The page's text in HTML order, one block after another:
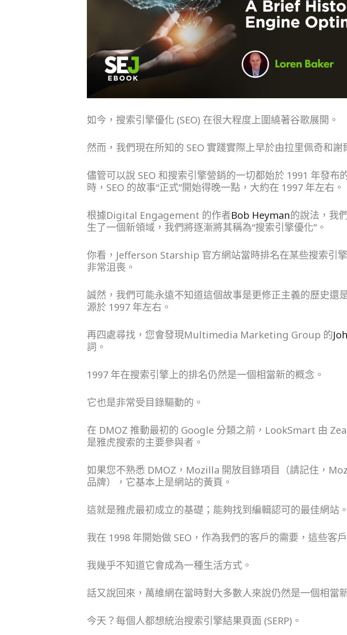
如今，搜索引擎優化 (SEO) 在很大程度上圍繞著谷歌展開。
然而，我們現在所知的 SEO 實踐實際上早於由拉里佩奇和
儘管可以說 SEO 和搜索引擎營銷的一切都始於 1991 年發布
時，SEO 的故事“正式”開始得晚一點，大約在 1997 年左右。
根據Digital Engagement 的作者Bob Heyman的說法，我
生了一個新領域，我們將逐漸將其稱為“搜索引擎優化”。
你看，Jefferson Starship 官方網站當時排名在某些搜索引
非常沮喪。
誠然，我們可能永遠不知道這個故事是更修正主義的歷史還
源於 1997 年左右。
再四處尋找，您會發現Multimedia Marketing Group 的
詞。
1997 年在搜索引擎上的排名仍然是一個相當新的概念。
它也是非常受目錄驅動的。
在 DMOZ 推動最初的 Google 分類之前，LookSmart 由
是雅虎搜索的主要參與者。
如果您不熟悉 DMOZ，Mozilla 開放目錄項目（請記住，
品牌），它基本上是網站的黃頁。
這就是雅虎最初成立的基礎；能夠找到編輯認可的最佳網站。
我在 1998 年開始做 SEO，作為我們的客戶的需要，這些客
我幾乎不知道它會成為一種生活方式。
話又說回來，萬維網在當時對大多數人來說仍然是一個相當
今天？每個人都想統治搜索引擎結果頁面 (SERP)。